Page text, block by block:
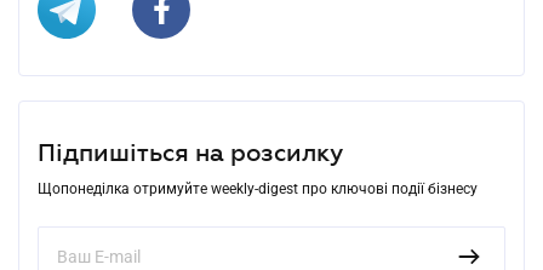
Підпишіться на розсилку
Щопонеділка отримуйте weekly-digest про ключові події бізнесу